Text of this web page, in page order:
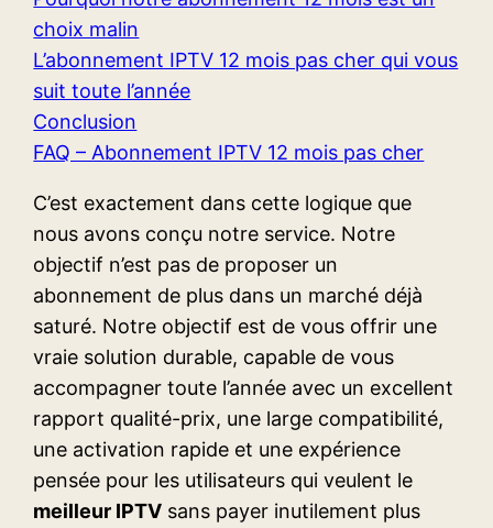
choix malin
L’abonnement IPTV 12 mois pas cher qui vous
suit toute l’année
Conclusion
FAQ – Abonnement IPTV 12 mois pas cher
C’est exactement dans cette logique que
nous avons conçu notre service. Notre
objectif n’est pas de proposer un
abonnement de plus dans un marché déjà
saturé. Notre objectif est de vous offrir une
vraie solution durable, capable de vous
accompagner toute l’année avec un excellent
rapport qualité-prix, une large compatibilité,
une activation rapide et une expérience
pensée pour les utilisateurs qui veulent le
meilleur IPTV sans payer inutilement plus